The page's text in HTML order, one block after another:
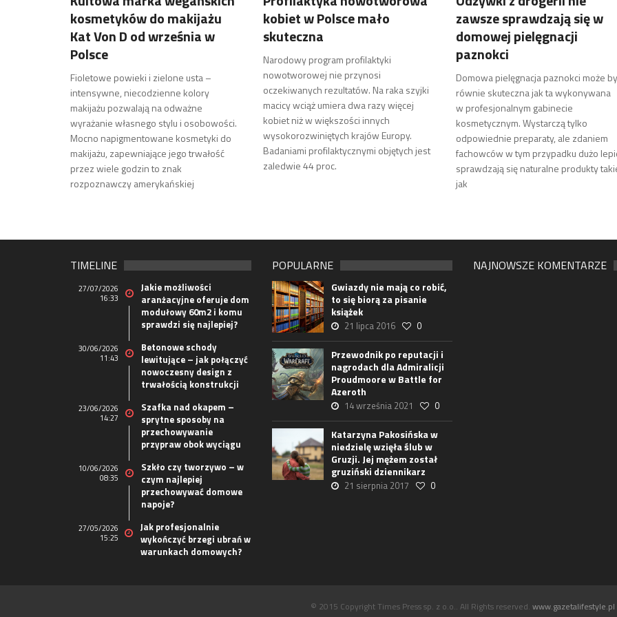
kosmetyków do makijażu
Kat Von D od września w
Polsce
Fioletowe powieki i zielone usta –
intensywne, niecodzienne kolory
makijażu pozwalają na odważne
wyrażanie własnego stylu i osobowości.
Mocno napigmentowane kosmetyki do
makijażu, zapewniające jego trwałość
przez wiele godzin to znak
rozpoznawczy amerykańskiej
kobiet w Polsce mało
skuteczna
Narodowy program profilaktyki
nowotworowej nie przynosi
oczekiwanych rezultatów. Na raka szyjki
macicy wciąż umiera dwa razy więcej
kobiet niż w większości innych
wysokorozwiniętych krajów Europy.
Badaniami profilaktycznymi objętych jest
zaledwie 44 proc.
zawsze sprawdzają się w
domowej pielęgnacji
paznokci
Domowa pielęgnacja paznokci może
równie skuteczna jak ta wykonywana
w profesjonalnym gabinecie
kosmetycznym. Wystarczą tylko
odpowiednie preparaty, ale zdaniem
fachowców w tym przypadku dużo
sprawdzają się naturalne produkty
jak
TIMELINE
27/07/2026
16:33
Jakie możliwości
aranżacyjne oferuje dom
modułowy 60m2 i komu
sprawdzi się najlepiej?
30/06/2026
11:43
Betonowe schody
lewitujące – jak połączyć
nowoczesny design z
trwałością konstrukcji
23/06/2026
14:27
Szafka nad okapem –
sprytne sposoby na
przechowywanie
przypraw obok wyciągu
10/06/2026
08:35
Szkło czy tworzywo – w
czym najlepiej
przechowywać domowe
napoje?
27/05/2026
15:25
Jak profesjonalnie
wykończyć brzegi ubrań w
warunkach domowych?
POPULARNE
Gwiazdy nie mają co robić,
to się biorą za pisanie
książek
21 lipca 2016 0
Przewodnik po reputacji i
nagrodach dla Admiralicji
Proudmoore w Battle for
Azeroth
14 września 2021 0
Katarzyna Pakosińska w
niedzielę wzięła ślub w
Gruzji. Jej mężem został
gruziński dziennikarz
21 sierpnia 2017 0
NAJNOWSZE KOMENTARZE
© 2015 Copyright Times Press sp. z o.o.. All Rights reserved. www.gazetalifestyle.pl